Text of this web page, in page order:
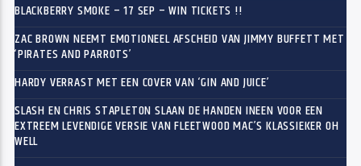
BLACKBERRY SMOKE – 17 SEP – WIN TICKETS !!
ZAC BROWN NEEMT EMOTIONEEL AFSCHEID VAN JIMMY BUFFETT MET
‘PIRATES AND PARROTS’
HARDY VERRAST MET EEN COVER VAN ‘GIN AND JUICE’
SLASH EN CHRIS STAPLETON SLAAN DE HANDEN INEEN VOOR EEN
EXTREEM LEVENDIGE VERSIE VAN FLEETWOOD MAC’S KLASSIEKER OH
WELL